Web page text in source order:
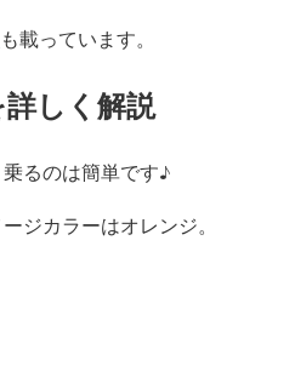
も載っています。
しく解説
るのは簡単です♪
ジカラーはオレンジ。